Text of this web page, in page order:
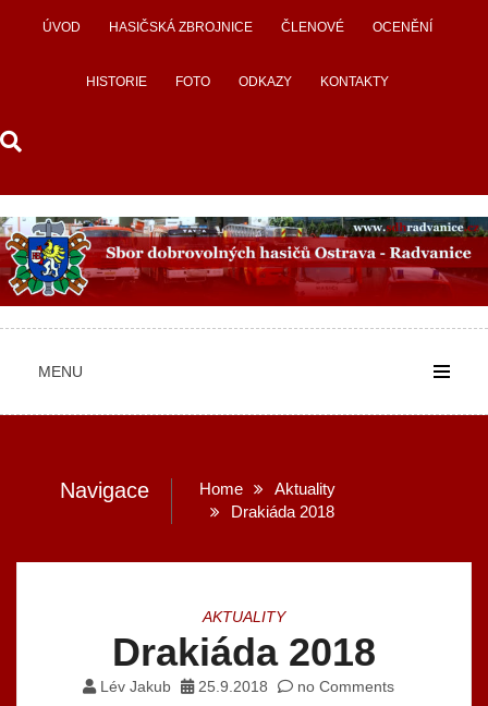
ÚVOD HASIČSKÁ ZBROJNICE ČLENOVÉ OCENĚNÍ
HISTORIE FOTO ODKAZY KONTAKTY
MENU
Navigace Home
Aktuality
Drakiáda 2018
AKTUALITY
Drakiáda 2018
Lév Jakub 25.9.2018 no Comments